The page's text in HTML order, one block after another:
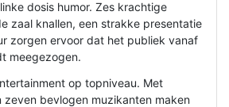
dosis humor. Zes krachtige
zaal knallen, een strakke presentatie
zorgen ervoor dat het publiek vanaf
meegezogen.
op topniveau. Met
zeven bevlogen muzikanten maken